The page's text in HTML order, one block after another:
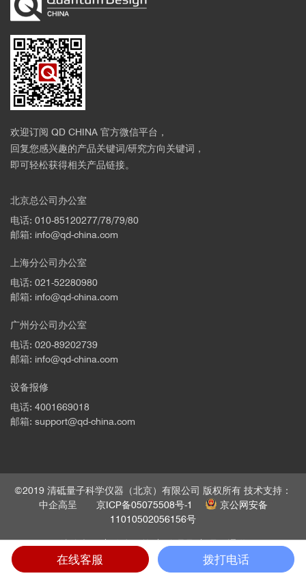
欢迎订阅 QD CHINA 官方微信平台，
回复您感兴趣的产品关键词/研究方向关键词，
即可轻松获得相关产品链接。
北京总公司办公室
电话: 010-85120277/78/79/80
邮箱: info@qd-china.com
上海分公司办公室
电话: 021-52280980
邮箱: info@qd-china.com
广州分公司办公室
电话: 020-89202739
邮箱: info@qd-china.com
设备报修
电话: 4001669018
邮箱: support@qd-china.com
©2019 清砥量子科学仪器（北京）有限公司 版权所有 技术支持：
中企高呈 京ICP备05075508号-1
京公网安备
11010502056156号
法律声明 隐私政策 管理员 员工通道
在线客服 拨打电话